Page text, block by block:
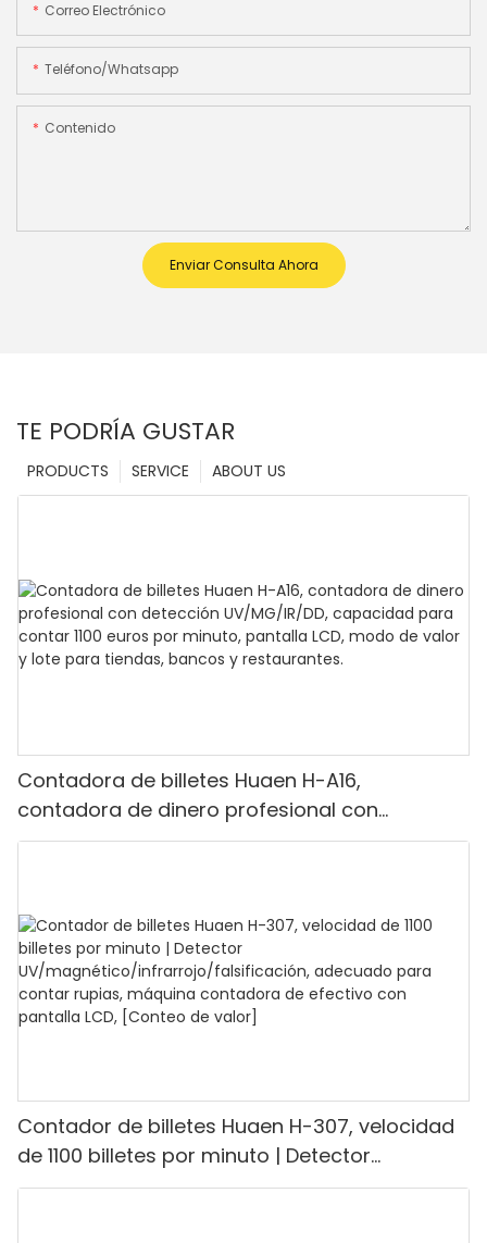
Correo Electrónico
Teléfono/whatsapp
Contenido
Enviar Consulta Ahora
TE PODRÍA GUSTAR
ABOUT US
SERVICE
PRODUCTS
Contadora de billetes Huaen H-A16,
contadora de dinero profesional con
detección UV/MG/IR/DD, capacidad para
restaurantes.
Contador de billetes Huaen H-307, velocidad
de 1100 billetes por minuto | Detector
UV/magnético/infrarrojo/falsificación,